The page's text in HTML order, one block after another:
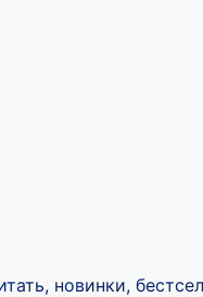
новинки,